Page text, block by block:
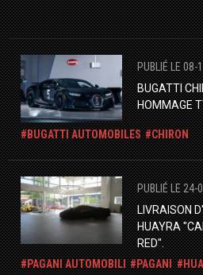
PUBLIÉ LE 08-
BUGATTI
HOMMAGE
BUGATTI AUTOMOBILES CHIRON
PUBLIÉ LE 24-
LIVRAISON
HUAYRA
RED".
PAGANI AUTOMOBILI
PAGANI